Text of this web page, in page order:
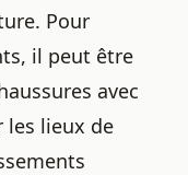
Pour
il peut être
avec
les lieux de